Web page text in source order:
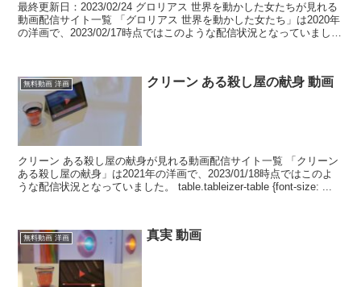
最終更新日：2023/02/24 グロリアス 世界を動かした女たちが見れる
動画配信サイト一覧 「グロリアス 世界を動かした女たち」は2020年
の洋画で、2023/02/17時点ではこのような配信状況となっていまし
無料動画 洋画 クリーン ある殺し屋の献身 動画
クリーン ある殺し屋の献身が見れる動画配信サイト一覧 「クリーン
ある殺し屋の献身」は2021年の洋画で、2023/01/18時点ではこのよ
うな配信状況となっていました。 table.tableizer-table {font-size: ...
無料動画 洋画 真実 動画